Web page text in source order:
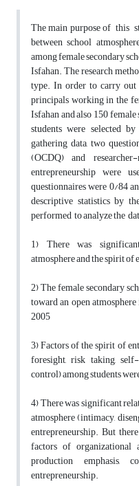
The main purpose of this
between school
among female secondary
Isfahan. The research
type. In order to carry out
principals working in the
Isfahan and also 150
students were selected
gathering data, two
(OCDQ) and
entrepreneurship were
questionnaires were 0/84
descriptive statistics by
performed to analyze the
1) There was
atmosphere and the spirit
2) The female secondary
toward an open
2005
3) Factors of the spirit of
foresight, risk taking,
control) among students
4) There was significant
atmosphere (intimacy,
entrepreneurship. But
factors of organizational
production emphasis,
entrepreneurship.